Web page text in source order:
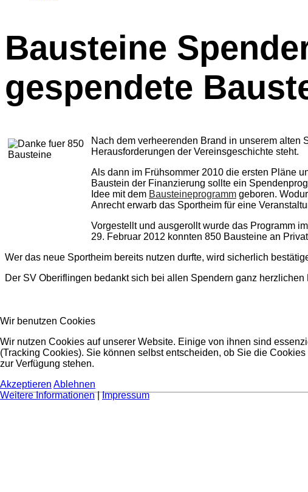
Bausteine
gespendete
Nach dem verheerenden Brand in unserem alten
Herausforderungen der Vereinsgeschichte steht.
Als dann im Frühsommer 2010 die ersten Pläne
Baustein der Finanzierung sollte ein
Idee mit dem Bausteineprogramm geboren.
Anrecht erwarb das Sportheim für eine
Vorgestellt und ausgerollt wurde das Programm
29. Februar 2012 konnten 850 Bausteine an
Wer das neue Sportheim bereits nutzen durfte, wird sicherlich
Der SV Oberiflingen bedankt sich bei allen Spendern ganz herzlichen
Wir benutzen Cookies
Wir nutzen Cookies auf unserer Website. Einige von ihnen sind
(Tracking Cookies). Sie können selbst entscheiden, ob Sie die
zur Verfügung stehen.
Akzeptieren Ablehnen
Weitere Informationen|Impressum